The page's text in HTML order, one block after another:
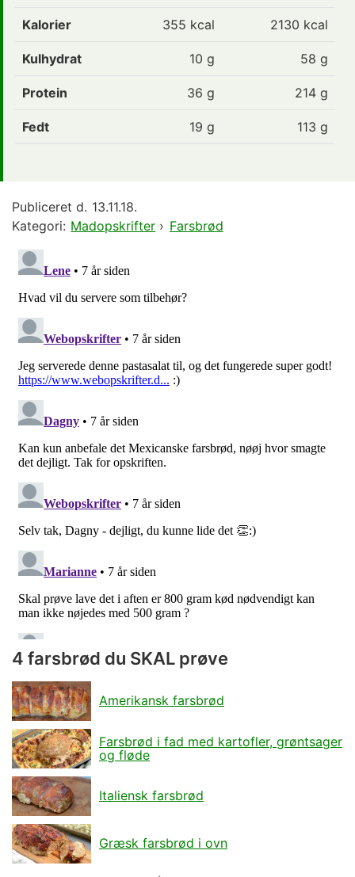
Kalorier 355 kcal 2130 kcal
Kulhydrat 10 g 58 g
Protein 36 g 214 g
Fedt 19 g 113 g
Publiceret d. 13.11.18.
Kategori: Madopskrifter › Farsbrød
4 farsbrød du SKAL prøve
Amerikansk farsbrød
Farsbrød i fad med kartofler, grøntsager
og fløde
Italiensk farsbrød
Græsk farsbrød i ovn